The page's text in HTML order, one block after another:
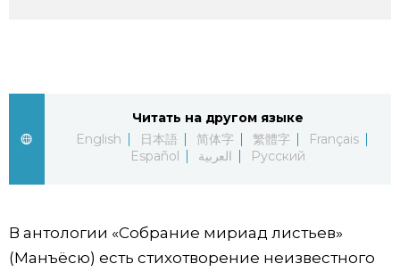
Читать на другом языке
English
日本語 简体字 繁體字
Français
Español
العربية Русский
В антологии «Собрание мириад листьев»
(Манъёсю) есть стихотворение неизвестного